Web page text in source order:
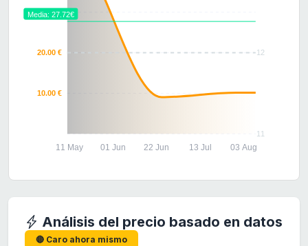
12
11
30.00 €
20.00 €
10.00 €
11 May 01 Jun 22 Jun 13 Jul 03 Aug
Media: 27.72€
Análisis del precio basado en datos
🔴 Caro ahora mismo